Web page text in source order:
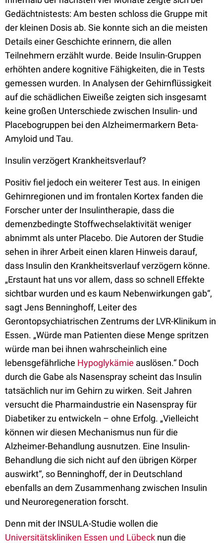
Gedächtnistests: Am besten schloss die Gruppe mit
der kleinen Dosis ab. Sie konnte sich an die meisten
Details einer Geschichte erinnern, die allen
Teilnehmern erzählt wurde. Beide Insulin-Gruppen
erhöhten andere kognitive Fähigkeiten, die in Tests
gemessen wurden. In Analysen der Gehirnflüssigkeit
auf die schädlichen Eiweiße zeigten sich insgesamt
keine großen Unterschiede zwischen Insulin- und
Placebogruppen bei den Alzheimermarkern Beta-
Amyloid und Tau.
Insulin verzögert Krankheitsverlauf?
Positiv fiel jedoch ein weiterer Test aus. In einigen
Gehirnregionen und im frontalen Kortex fanden die
Forscher unter der Insulintherapie, dass die
demenzbedingte Stoffwechselaktivität weniger
abnimmt als unter Placebo. Die Autoren der Studie
sehen in ihrer Arbeit einen klaren Hinweis darauf,
dass Insulin den Krankheitsverlauf verzögern könne.
„Erstaunt hat uns vor allem, dass so schnell Effekte
sichtbar wurden und es kaum Nebenwirkungen gab“,
sagt Jens Benninghoff, Leiter des
Gerontopsychiatrischen Zentrums der LVR-Klinikum in
Essen. „Würde man Patienten diese Menge spritzen
würde man bei ihnen wahrscheinlich eine
lebensgefährliche Hypoglykämie auslösen.“ Doch
durch die Gabe als Nasenspray scheint das Insulin
tatsächlich nur im Gehirn zu wirken. Seit Jahren
versucht die Pharmaindustrie ein Nasenspray für
Diabetiker zu entwickeln – ohne Erfolg. „Vielleicht
können wir diesen Mechanismus nun für die
Alzheimer-Behandlung ausnutzen. Eine Insulin-
Behandlung die sich nicht auf den übrigen Körper
auswirkt“, so Benninghoff, der in Deutschland
ebenfalls an dem Zusammenhang zwischen Insulin
und Neuroregeneration forscht.
Denn mit der INSULA-Studie wollen die
Universitätskliniken Essen und Lübeck nun die